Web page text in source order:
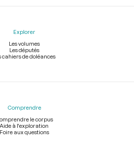
Explorer
Les volumes
Les députés
cahiers de doléances
Comprendre
le corpus
Aide à l'exploration
Foire aux questions